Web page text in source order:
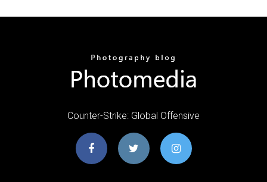
Counter-Strike: Global Offensive